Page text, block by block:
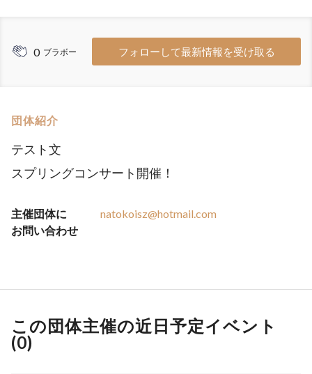
0 ブラボー フォローして最新情報を受け取る
団体紹介
テスト文
スプリングコンサート開催！
主催団体に
お問い合わせ
natokoisz@hotmail.com
この団体主催の近日予定イベント
(0)